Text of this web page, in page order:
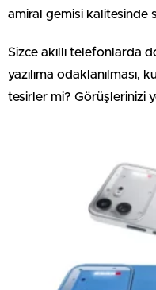
amiral gemisi kalitesinde
Sizce akıllı telefonlarda
yazılıma odaklanılması,
tesirler mi? Görüşlerinizi